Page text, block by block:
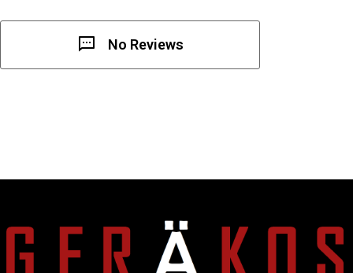
No Reviews